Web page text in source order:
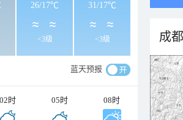
26/17℃
<3级
31/17℃
<3级
蓝天预报
02时 05时 08时
成